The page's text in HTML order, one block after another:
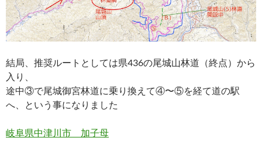
結局、推奨ルートとしては県436の尾城山林道（終点）から
入り、
途中③で尾城御宮林道に乗り換えて④〜⑤を経て道の駅
へ、という事になりました
岐阜県中津川市 加子母